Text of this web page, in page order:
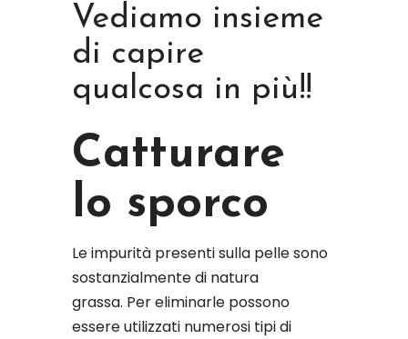
Vediamo insieme
di capire
qualcosa in più!!
Catturare
lo sporco
Le impurità presenti sulla pelle sono
sostanzialmente di natura
grassa. Per eliminarle possono
essere utilizzati numerosi tipi di